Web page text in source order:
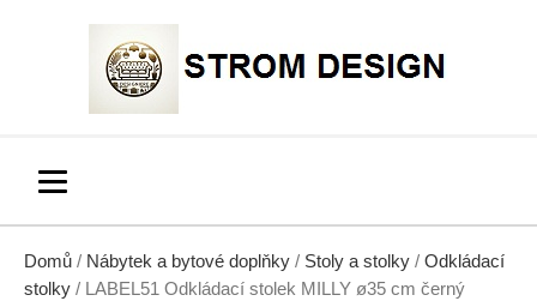
Domů / Nábytek a bytové doplňky / Stoly a stolky / Odkládací
stolky / LABEL51 Odkládací stolek MILLY ø35 cm černý